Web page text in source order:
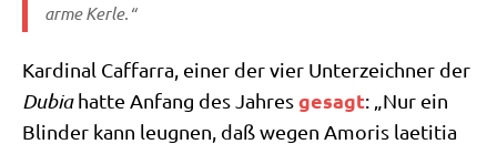
arme Kerle.“
Kar­di­nal Caf­farra, einer der vier Unter­zeich­ner der
Dubiahat­te Anfang des Jah­resgesagt: „Nur ein
Blin­der kann leug­nen, daß wegen Amo­ris lae­ti­tia